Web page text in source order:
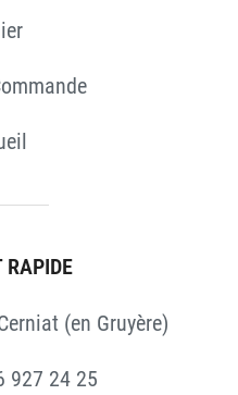
RAPIDE
(en Gruyère)
927 24 25